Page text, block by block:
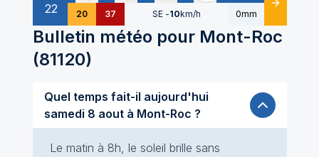
22 20 37 SE -10km/h 0mm Détails
Bulletin météo pour Mont-Roc
(81120)
Quel temps fait-il aujourd'hui
samedi 8 aout à Mont-Roc ?
Le matin à 8h, le soleil brille sans